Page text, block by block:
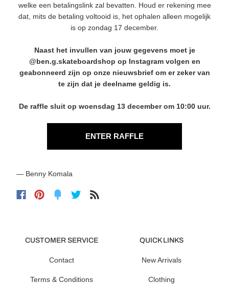
welke een betalingslink zal bevatten. Houd er rekening mee
dat, mits de betaling voltooid is, het ophalen alleen mogelijk
is op zondag 17 december.
Naast het invullen van jouw gegevens moet je
@ben.g.skateboardshop op Instagram volgen en
geabonneerd zijn op onze nieuwsbrief om er zeker van
te zijn dat je deelname geldig is.
De raffle sluit op woensdag 13 december om 10:00 uur.
ENTER RAFFLE
— Benny Komala
CUSTOMER SERVICE
Contact
Terms & Conditions
QUICK LINKS
New Arrivals
Clothing